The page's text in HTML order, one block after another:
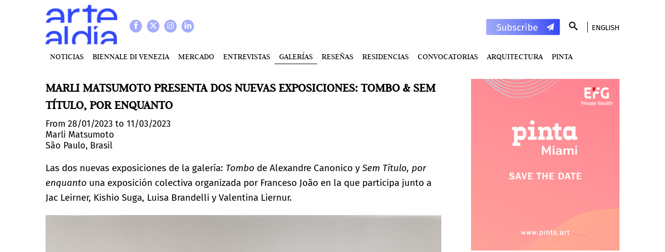
ENGLISH
NOTICIAS BIENNALE DI VENEZIA MERCADO ENTREVISTAS GALERÍAS RESEÑAS RESIDENCIAS CONVOCATORIAS ARQUITECTURA PINTA
MARLI MATSUMOTO PRESENTA DOS NUEVAS EXPOSICIONES: TOMBO & SEM
TÍTULO, POR ENQUANTO
From 28/01/2023 to 11/03/2023
Marli Matsumoto
São Paulo, Brasil
Las dos nuevas exposiciones de la galería: Tombo de Alexandre Canonico y Sem Título, por
enquanto una exposición colectiva organizada por Franceso João en la que participa junto a
Jac Leirner, Kishio Suga, Luisa Brandelli y Valentina Liernur.